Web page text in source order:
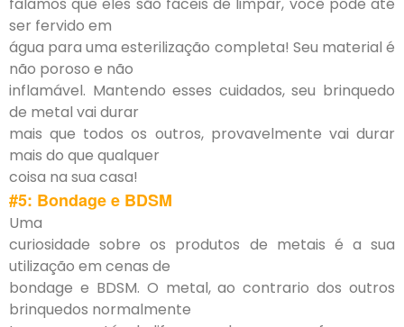
ser fervido em
água para uma esterilização completa! Seu material é
não poroso e não
inflamável. Mantendo esses cuidados, seu brinquedo
de metal vai durar
mais que todos os outros, provavelmente vai durar
mais do que qualquer
coisa na sua casa!
#5: Bondage e BDSM
Uma
curiosidade sobre os produtos de metais é a sua
utilização em cenas de
bondage e BDSM. O metal, ao contrario dos outros
brinquedos normalmente